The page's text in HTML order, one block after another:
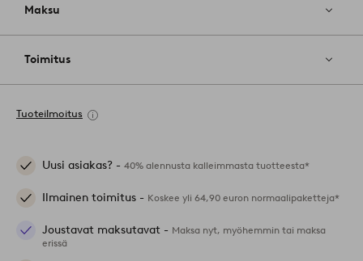
Maksu
Toimitus
Tuoteilmoitus
Uusi asiakas? - 40% alennusta kalleimmasta tuotteesta*
Ilmainen toimitus - Koskee yli 64,90 euron normaalipaketteja*
Joustavat maksutavat - Maksa nyt, myöhemmin tai maksa
erissä